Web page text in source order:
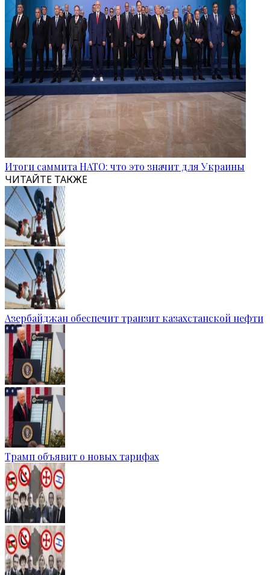
Итоги саммита НАТО: что это значит для Украины
ЧИТАЙТЕ ТАКЖЕ
Азербайджан обеспечит транзит казахстанской нефти
Трамп объявит о новых тарифах